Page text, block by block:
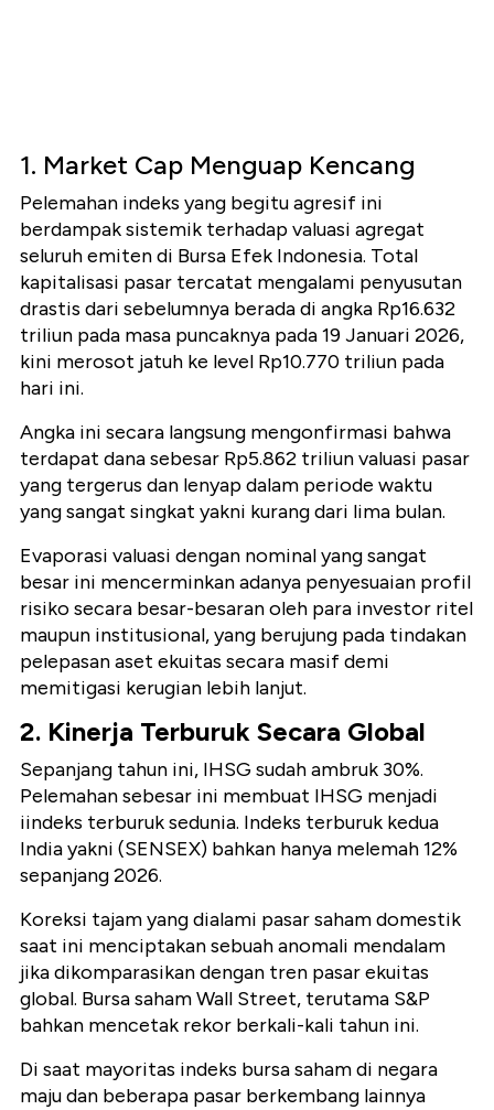
1. Market Cap Menguap Kencang
Pelemahan indeks yang begitu agresif ini
berdampak sistemik terhadap valuasi agregat
seluruh emiten di Bursa Efek Indonesia. Total
kapitalisasi pasar tercatat mengalami penyusutan
drastis dari sebelumnya berada di angka Rp16.632
triliun pada masa puncaknya pada 19 Januari 2026,
kini merosot jatuh ke level Rp10.770 triliun pada
hari ini.
Angka ini secara langsung mengonfirmasi bahwa
terdapat dana sebesar Rp5.862 triliun valuasi pasar
yang tergerus dan lenyap dalam periode waktu
yang sangat singkat yakni kurang dari lima bulan.
Evaporasi valuasi dengan nominal yang sangat
besar ini mencerminkan adanya penyesuaian profil
risiko secara besar-besaran oleh para investor ritel
maupun institusional, yang berujung pada tindakan
pelepasan aset ekuitas secara masif demi
memitigasi kerugian lebih lanjut.
2. Kinerja Terburuk Secara Global
Sepanjang tahun ini, IHSG sudah ambruk 30%.
Pelemahan sebesar ini membuat IHSG menjadi
iindeks terburuk sedunia. Indeks terburuk kedua
India yakni (SENSEX) bahkan hanya melemah 12%
sepanjang 2026.
Koreksi tajam yang dialami pasar saham domestik
saat ini menciptakan sebuah anomali mendalam
jika dikomparasikan dengan tren pasar ekuitas
global. Bursa saham Wall Street, terutama S&P
bahkan mencetak rekor berkali-kali tahun ini.
Di saat mayoritas indeks bursa saham di negara
maju dan beberapa pasar berkembang lainnya